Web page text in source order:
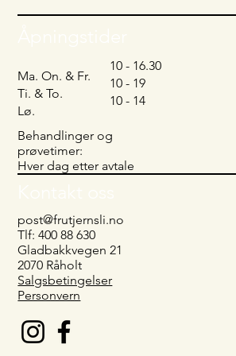
post@frutjernsli.no
Tlf: 400 88 630
Gladbakkvegen 21
2070 Råholt
Salgsbetingelser
Personvern
Ma. On. & Fr.
Ti. & To.
Lø.
10 - 16.30
10 - 19
10 - 14
Behandlinger og
prøvetimer:
Hver dag etter avtale